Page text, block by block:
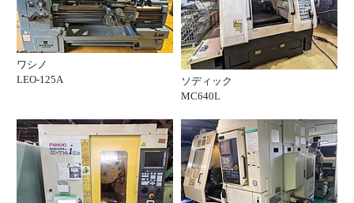
ワシノ
LEO-125A
ソディック
MC640L